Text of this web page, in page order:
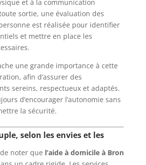
et à la communication
sortie, une évaluation des
est réalisée pour identifier
et mettre en place les
une grande importance à cette
afin d’assurer des
sereins, respectueux et adaptés.
d’encourager l’autonomie sans
la sécurité.
selon les envies et les
noter que l’aide à domicile à Bron